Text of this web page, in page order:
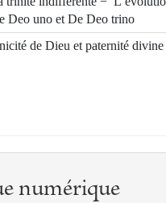
Deo uno et De Deo trino
de Dieu et paternité divine
numérique